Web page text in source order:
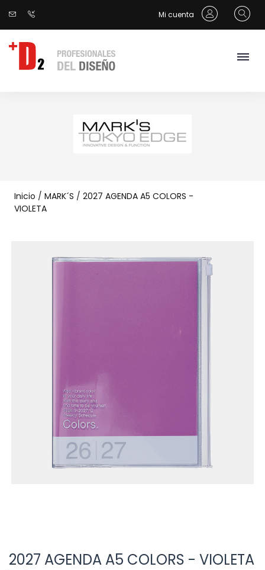
Mi cuenta
Inicio / MARK´S / 2027 AGENDA A5 COLORS -
VIOLETA
2027 AGENDA A5 COLORS - VIOLETA